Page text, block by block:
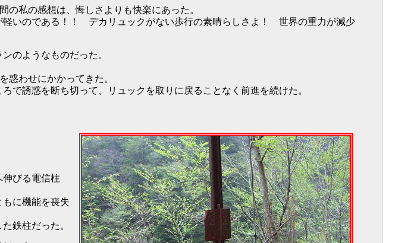
の私の感想は、悔しさよりも快楽にあった。
いのである！！ デカリュックがない歩行の素晴らしさよ！ 世界の重力が減少
のようなものだった。
惑わせにかかってきた。
で誘惑を断ち切って、リュックを取りに戻ることなく前進を続けた。
びる電信柱
に機能を喪失
鉄柱だった。